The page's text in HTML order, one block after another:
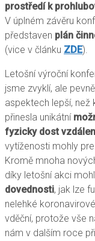
prostředí k
V úplném závěru
představen plán
(vice v článku ZDE).
Letošní výroční
jsme zvyklí, ale
aspektech lepší, než
přinesla unikátní
fyzicky dost
vytíženosti mohly
Kromě mnoha
díky letošní akci
dovednosti, jak lze
nelehké
vděční, protože vše
nám v dalším roce